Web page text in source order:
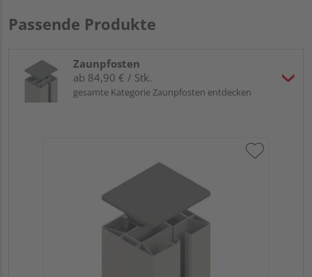
Passende Produkte
Zaunpfosten
ab 84,90 € / Stk.
gesamte Kategorie Zaunpfosten entdecken